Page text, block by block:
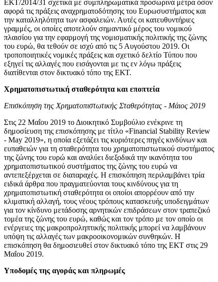
ΕΚΤ/2014/31 σχετικά με συμπληρωματικά προσωρινά μέτρα όσον
αφορά τις πράξεις αναχρηματοδότησης του Ευρωσυστήματος και
την καταλληλότητα των ασφαλειών. Αυτές οι κατευθυντήριες
γραμμές, οι οποίες αποτελούν σημαντικό μέρος του νομικού
πλαισίου για την εφαρμογή της νομισματικής πολιτικής της ζώνης
του ευρώ, θα τεθούν σε ισχύ από τις 5 Αυγούστου 2019. Οι
τροποποιητικές νομικές πράξεις και σχετικό δελτίο Τύπου που
εξηγεί τις αλλαγές που εισάγονται με τις εν λόγω πράξεις
διατίθενται στον δικτυακό τόπο της ΕΚΤ.
Χρηματοπιστωτική σταθερότητα και εποπτεία
Επισκόπηση της Χρηματοπιστωτικής Σταθερότητας - Μάιος 2019
Στις 22 Μαΐου 2019 το Διοικητικό Συμβούλιο ενέκρινε τη
δημοσίευση της επισκόπησης με τίτλο «Financial Stability Review
- May 2019», η οποία εξετάζει τις κυριότερες πηγές κινδύνων και
ευπαθειών για τη σταθερότητα του χρηματοπιστωτικού συστήματος
της ζώνης του ευρώ και αναλύει διεξοδικά την ικανότητα του
χρηματοπιστωτικού συστήματος της ζώνης του ευρώ να
αντεπεξέρχεται σε διαταραχές. Η επισκόπηση περιλαμβάνει τρία
ειδικά άρθρα που πραγματεύονται τους κινδύνους για τη
χρηματοπιστωτική σταθερότητα οι οποίοι απορρέουν από την
κλιματική αλλαγή, τους νέους τρόπους κατασκευής υποδειγμάτων
για τον κίνδυνο μετάδοσης αρνητικών επιδράσεων στον τραπεζικό
τομέα της ζώνης του ευρώ, καθώς και τον τρόπο με τον οποίο οι
ενέργειες της μακροπροληπτικής πολιτικής μπορεί να λαμβάνουν
υπόψη τις αλλαγές των μακροοικονομικών συνθηκών. Η
επισκόπηση θα δημοσιευθεί στον δικτυακό τόπο της ΕΚΤ στις 29
Μαΐου 2019.
Υποδομές της αγοράς και πληρωμές